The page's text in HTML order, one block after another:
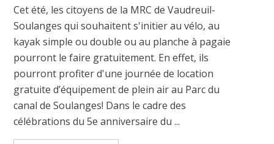
Cet été, les citoyens de la MRC de Vaudreuil-
Soulanges qui souhaitent s'initier au vélo, au
kayak simple ou double ou au planche à pagaie
pourront le faire gratuitement. En effet, ils
pourront profiter d'une journée de location
gratuite d’équipement de plein air au Parc du
canal de Soulanges! Dans le cadre des
célébrations du 5e anniversaire du ...